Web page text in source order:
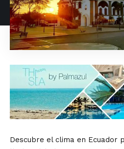
Descubre el clima en Ecuador